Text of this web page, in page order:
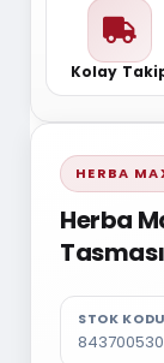
Kolay
HERBA
Herba
STOK KODU